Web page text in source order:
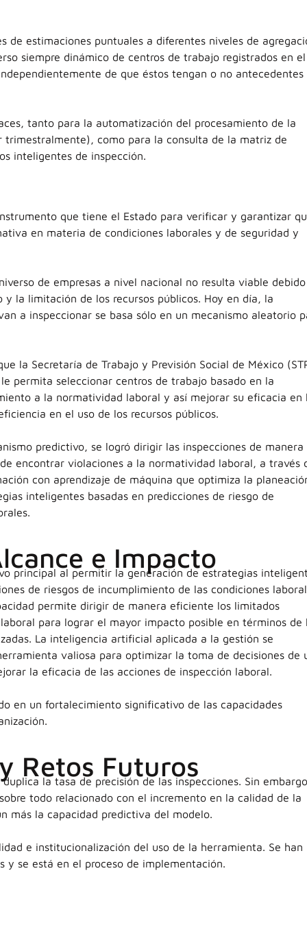
de estimaciones puntuales a diferentes niveles de
siempre dinámico de centros de trabajo registrados en el
de que éstos tengan o no antecedentes
tanto para la automatización del procesamiento de la
trimestralmente), como para la consulta de la matriz de
inteligentes de inspección.
que tiene el Estado para verificar y garantizar
en materia de condiciones laborales y de seguridad y
de empresas a nivel nacional no resulta viable
la limitación de los recursos públicos. Hoy en día, la
a inspeccionar se basa sólo en un mecanismo aleatorio
la Secretaría de Trabajo y Previsión Social de México
permita seleccionar centros de trabajo basado en la
a la normatividad laboral y así mejorar su eficacia en
en el uso de los recursos públicos.
predictivo, se logró dirigir las inspecciones de manera
encontrar violaciones a la normatividad laboral, a través
con aprendizaje de máquina que optimiza la
inteligentes basadas en predicciones de riesgo de
e Impacto
principal al permitir la generación de estrategias
de riesgos de incumplimiento de las condiciones
permite dirigir de manera eficiente los limitados
para lograr el mayor impacto posible en términos de
La inteligencia artificial aplicada a la gestión se
valiosa para optimizar la toma de decisiones de
la eficacia de las acciones de inspección laboral.
en un fortalecimiento significativo de las capacidades
Retos Futuros
la tasa de precisión de las inspecciones. Sin
todo relacionado con el incremento en la calidad de la
más la capacidad predictiva del modelo.
e institucionalización del uso de la herramienta. Se han
y se está en el proceso de implementación.